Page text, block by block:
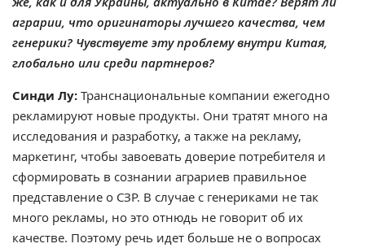
аграрии, что оригинаторы лучшего качества, чем
генерики? Чувствуете эту проблему внутри Китая,
глобально или среди партнеров?
Синди Лу: Транснациональные компании ежегодно
рекламируют новые продукты. Они тратят много на
исследования и разработку, а также на рекламу,
маркетинг, чтобы завоевать доверие потребителя и
сформировать в сознании аграриев правильное
представление о СЗР. В случае с генериками не так
много рекламы, но это отнюдь не говорит об их
качестве. Поэтому речь идет больше не о вопросах